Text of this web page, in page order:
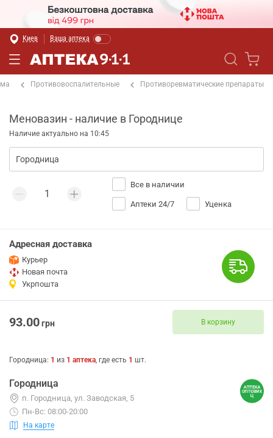
Киев Ваша аптека
Противовоспалительные Противоревматические препараты
Меновазин - наличие в Городнице
Наличие актуально на 10:45
Все в наличии
Аптеки 24/7 Уценка
Адресная доставка
Курьер
Новая почта
Укрпошта
93.00грн В корзину
Городница: 1 из 1 аптека, где есть 1 шт.
Городница
п. Городница, ул. Заводская, 5
Пн-Вс: 08:00-20:00
На карте